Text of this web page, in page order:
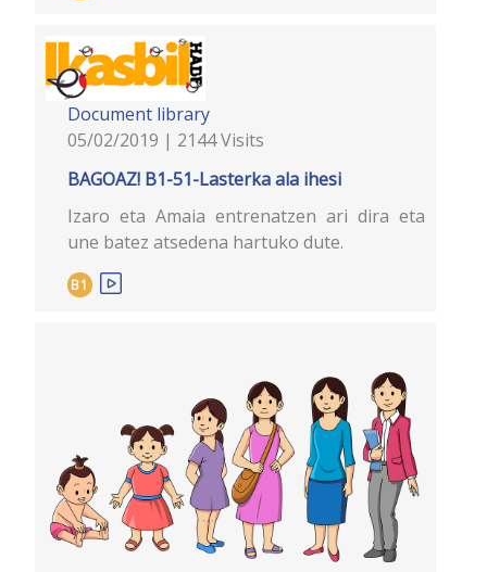
Document library
05/02/2019 | 2144 Visits
BAGOAZ! B1-51-Lasterka ala ihesi
Izaro eta Amaia entrenatzen ari dira eta
une batez atsedena hartuko dute.
B1